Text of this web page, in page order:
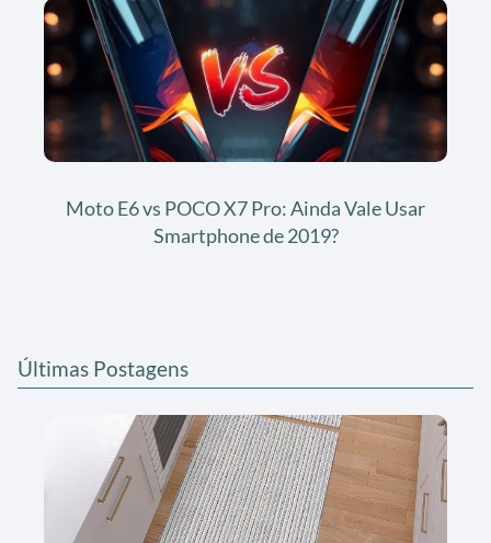
Moto E6 vs POCO X7 Pro: Ainda Vale Usar
Smartphone de 2019?
Últimas Postagens